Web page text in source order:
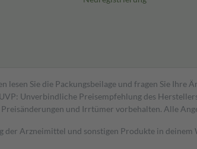
lesen Sie die Packungsbeilage und fragen Sie
Unverbindliche Preisempfehlung des
und Irrtümer vorbehalten. Alle
der Arzneimittel und sonstigen Produkte in